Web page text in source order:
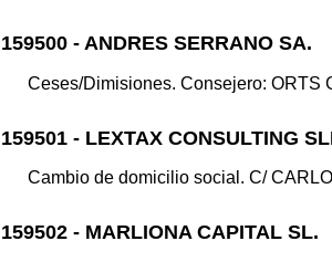
159500 - ANDRES SERRANO SA.
Ceses/Dimisiones. Consejero: ORTS
159501 - LEXTAX CONSULTING
Cambio de domicilio social. C/
159502 - MARLIONA CAPITAL SL.